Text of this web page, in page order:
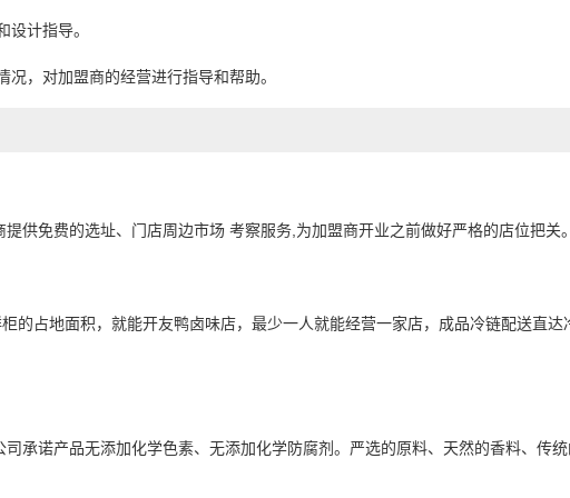
计指导。
，对加盟商的经营进行指导和帮助。
供免费的选址、门店周边市场 考察服务,为加盟商开业之前做好严格的店位把关。
的占地面积，就能开友鸭卤味店，最少一人就能经营一家店，成品冷链配送直达
承诺产品无添加化学色素、无添加化学防腐剂。严选的原料、天然的香料、传统